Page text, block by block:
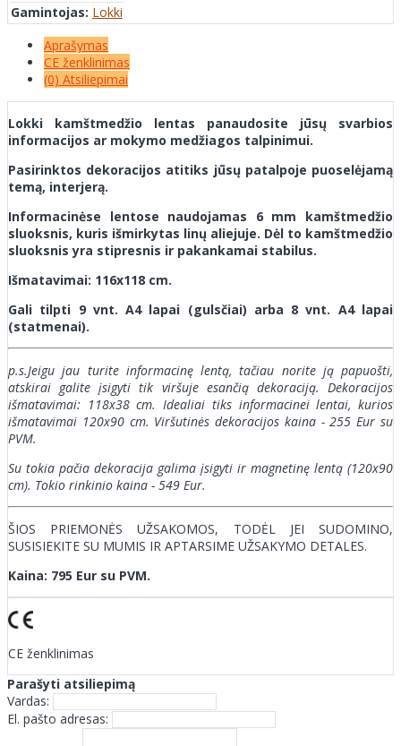
Gamintojas: Lokki
Aprašymas
CE ženklinimas
(0) Atsiliepimai
Lokki kamštmedžio lentas panaudosite jūsų svarbios
informacijos ar mokymo medžiagos talpinimui.
Pasirinktos dekoracijos atitiks jūsų patalpoje puoselėjamą
temą, interjerą.
Informacinėse lentose naudojamas 6 mm kamštmedžio
sluoksnis, kuris išmirkytas linų aliejuje. Dėl to kamštmedžio
sluoksnis yra stipresnis ir pakankamai stabilus.
Išmatavimai: 116x118 cm.
Gali tilpti 9 vnt. A4 lapai (gulsčiai) arba 8 vnt. A4 lapai
(statmenai).
p.s.Jeigu jau turite informacinę lentą, tačiau norite ją papuošti,
atskirai galite įsigyti tik viršuje esančią dekoraciją. Dekoracijos
išmatavimai: 118x38 cm. Idealiai tiks informacinei lentai, kurios
išmatavimai 120x90 cm. Viršutinės dekoracijos kaina - 255 Eur su
PVM.
Su tokia pačia dekoracija galima įsigyti ir magnetinę lentą (120x90
cm). Tokio rinkinio kaina - 549 Eur.
ŠIOS PRIEMONĖS UŽSAKOMOS, TODĖL JEI SUDOMINO,
SUSISIEKITE SU MUMIS IR APTARSIME UŽSAKYMO DETALES.
Kaina: 795 Eur su PVM.
CE ženklinimas
Parašyti atsiliepimą
Vardas:
El. pašto adresas: